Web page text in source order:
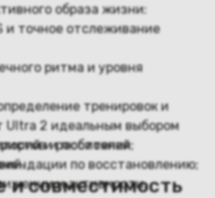
образа жизни:
и точное отслеживание
ритма и уровня
тренировок и
и расстояния;
по восстановлению;
и активности.
2 идеальным выбором
и любителей
и совместимость